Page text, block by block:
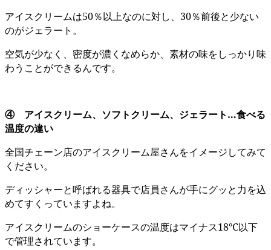
アイスクリームは50％以上なのに対し、30％前後と少ない
のがジェラート。
空気が少なく、密度が濃くなめらか、素材の味をしっかり味
わうことができるんです。
④ アイスクリーム、ソフトクリーム、ジェラート…食べる
温度の違い
全国チェーン店のアイスクリーム屋さんをイメージしてみて
ください。
ディッシャーと呼ばれる器具で店員さんが手にグッと力を込
めてすくっていますよね。
アイスクリームのショーケースの温度はマイナス18℃以下
で管理されています。